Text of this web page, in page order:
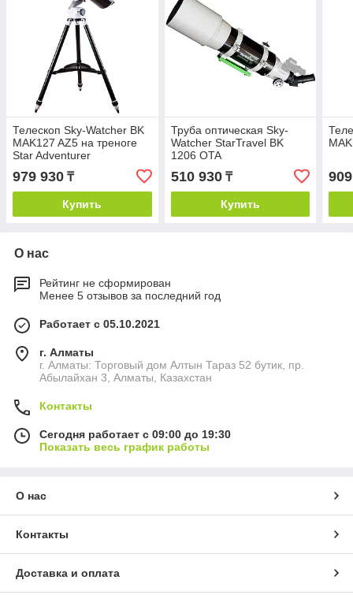
Телескоп Sky-Watcher BK
MAK127 AZ5 на треноге
Star Adventurer
979 930 ₸
Купить
Труба оптическая Sky-
Watcher StarTravel BK
1206 OTA
510 930₸
Купить
О нас
Рейтинг не сформирован
Менее 5 отзывов за последний год
Работает с 05.10.2021
г. Алматы
г. Алматы: Торговый дом Алтын Тараз 52 бутик, пр.
Абылайхан 3, Алматы, Казахстан
Контакты
Сегодня работает с 09:00 до 19:30
Показать весь график работы
О нас
Контакты
Доставка и оплата